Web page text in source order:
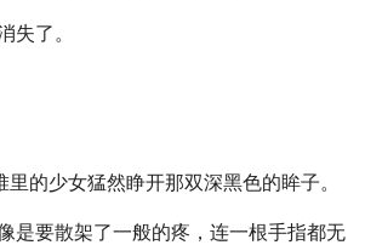
失了。
里的少女猛然睁开那双深黑色的眸子。
是要散架了一般的疼，连一根手指都无